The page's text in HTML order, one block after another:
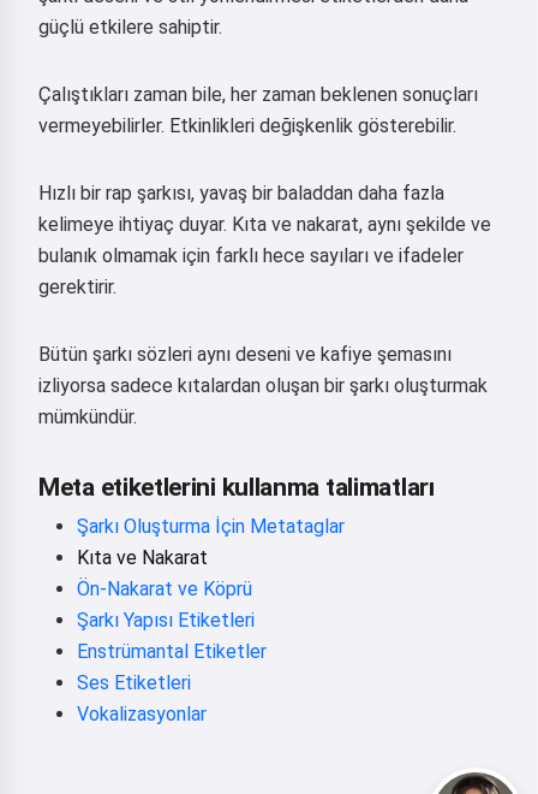
güçlü etkilere sahiptir.
Çalıştıkları zaman bile, her zaman beklenen sonuçları
vermeyebilirler. Etkinlikleri değişkenlik gösterebilir.
Hızlı bir rap şarkısı, yavaş bir baladdan daha fazla
kelimeye ihtiyaç duyar. Kıta ve nakarat, aynı şekilde ve
bulanık olmamak için farklı hece sayıları ve ifadeler
gerektirir.
Bütün şarkı sözleri aynı deseni ve kafiye şemasını
izliyorsa sadece kıtalardan oluşan bir şarkı oluşturmak
mümkündür.
Meta etiketlerini kullanma talimatları
Şarkı Oluşturma İçin Metataglar
Kıta ve Nakarat
Ön-Nakarat ve Köprü
Şarkı Yapısı Etiketleri
Enstrümantal Etiketler
Ses Etiketleri
Vokalizasyonlar